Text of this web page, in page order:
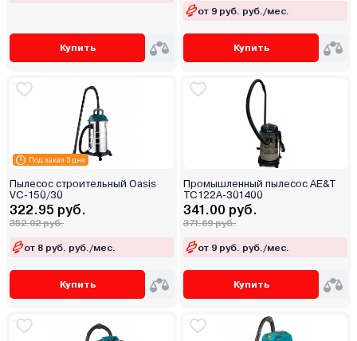
Купить
от 9 руб. руб./мес.
Купить
Под заказ 3 дня
Пылесос строительный Oasis
VC-150/30
322.95 руб.
352.02 руб.
от 8 руб. руб./мес.
Купить
Промышленный пылесос AE&T
TC122A-301400
341.00 руб.
371.69 руб.
от 9 руб. руб./мес.
Купить